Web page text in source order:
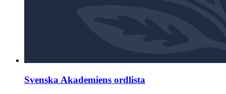
Svenska Akademiens ordlista